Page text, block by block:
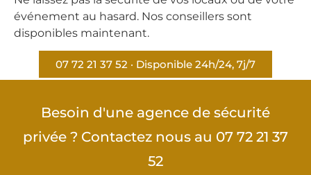
événement au hasard. Nos conseillers sont
disponibles maintenant.
07 72 21 37 52 · Disponible 24h/24, 7j/7
Besoin d'une agence de sécurité
privée ? Contactez nous au 07 72 21 37
52